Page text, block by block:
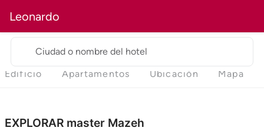
Leonardo
Ciudad o nombre del hotel
Edificio Apartamentos Ubicación Mapa
EXPLORAR master Mazeh